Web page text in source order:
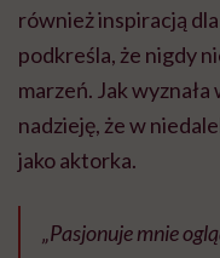
również inspiracją
podkreśla, że nigdy
marzeń. Jak
nadzieję, że w
jako aktorka.
„Pasjonuje mnie